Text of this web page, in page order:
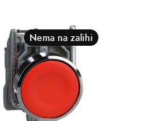
Nema na zalihi